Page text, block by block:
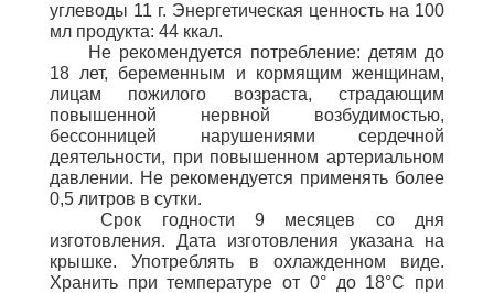
углеводы 11 г. Энергетическая ценность на 100
мл продукта: 44 ккал.
Не рекомендуется потребление: детям до
18 лет, беременным и кормящим женщинам,
лицам пожилого возраста, страдающим
повышенной нервной возбудимостью,
бессонницей нарушениями сердечной
деятельности, при повышенном артериальном
давлении. Не рекомендуется применять более
0,5 литров в сутки.
Срок годности 9 месяцев со дня
изготовления. Дата изготовления указана на
крышке.Употреблять в охлажденном виде.
Хранить при температуре от 0° до 18°С при